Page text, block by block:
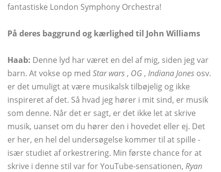
fantastiske London Symphony Orchestra!
På deres baggrund og kærlighed til John Williams
Haab: Denne lyd har været en del af mig, siden jeg var
barn. At vokse op med Star wars , OG , Indiana Jones osv.
er det umuligt at være musikalsk tilbøjelig og ikke
inspireret af det. Så hvad jeg hører i mit sind, er musik
som denne. Når det er sagt, er det ikke let at skrive
musik, uanset om du hører den i hovedet eller ej. Det
er her, en hel del undersøgelse kommer til at spille -
især studiet af orkestrering. Min første chance for at
skrive i denne stil var for YouTube-sensationen, Ryan